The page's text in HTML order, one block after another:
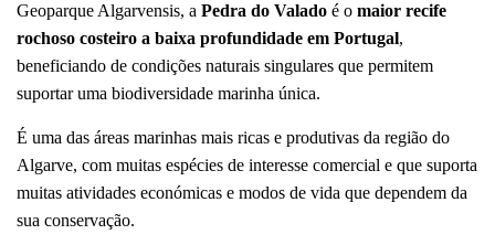
Geoparque Algarvensis, a Pedra do Valado é o maior recife
rochoso costeiro a baixa profundidade em Portugal,
beneficiando de condições naturais singulares que permitem
suportar uma biodiversidade marinha única.
É uma das áreas marinhas mais ricas e produtivas da região do
Algarve, com muitas espécies de interesse comercial e que suporta
muitas atividades económicas e modos de vida que dependem da
sua conservação.